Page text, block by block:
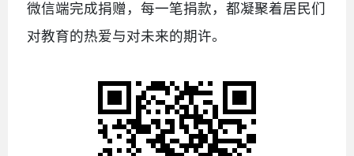
微信端完成捐赠，每一笔捐款，都凝聚着居民们
对教育的热爱与对未来的期许。